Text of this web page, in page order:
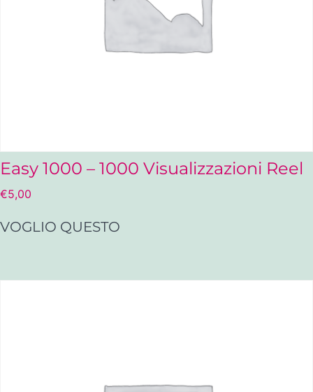
Easy 1000 – 1000 Visualizzazioni Reel
€5,00
VOGLIO QUESTO